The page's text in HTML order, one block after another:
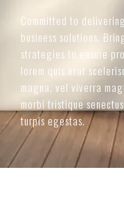
Committed to
business solutions.
strategies to ensure
lorem quis erat
magna, vel viverra
morbi tristique
turpis egestas.